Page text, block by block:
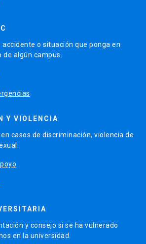
o situación que ponga en
de algún campus.
Y VIOLENCIA
casos de discriminación, violencia de
y consejo si se ha vulnerado
en la universidad.